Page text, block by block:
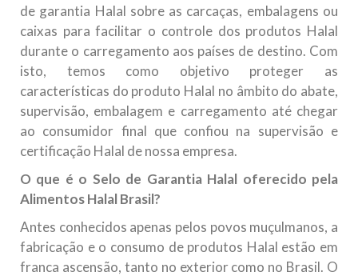
de garantia Halal sobre as carcaças, embalagens ou
caixas para facilitar o controle dos produtos Halal
durante o carregamento aos países de destino. Com
isto, temos como objetivo proteger as
características do produto Halal no âmbito do abate,
supervisão, embalagem e carregamento até chegar
ao consumidor final que confiou na supervisão e
certificação Halal de nossa empresa.
O que é o Selo de Garantia Halal oferecido pela
Alimentos Halal Brasil?
Antes conhecidos apenas pelos povos muçulmanos, a
fabricação e o consumo de produtos Halal estão em
franca ascensão, tanto no exterior como no Brasil. O